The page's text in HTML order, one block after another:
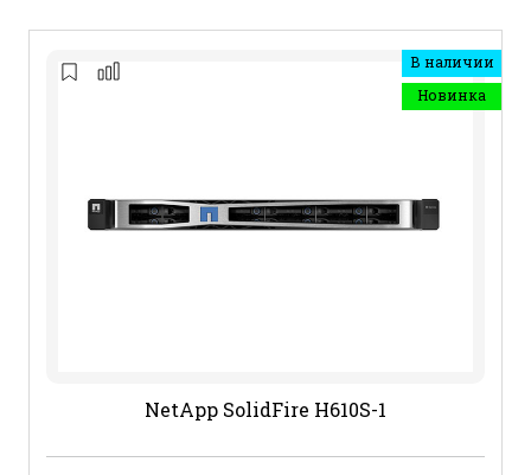
В наличии
Новинка
NetApp SolidFire H610S-1